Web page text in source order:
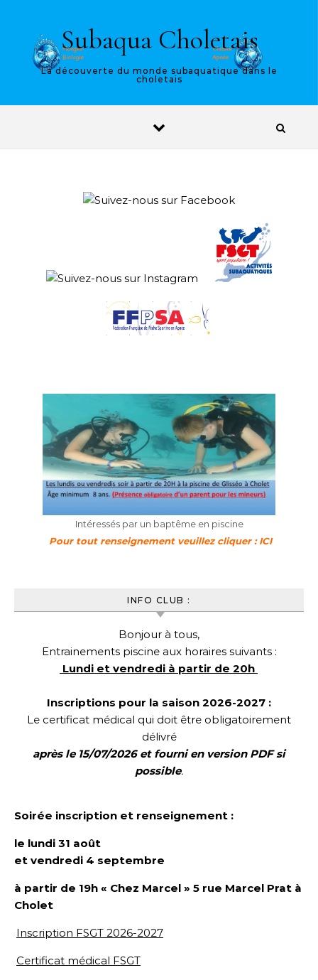
Subaqua Choletais
La découverte du monde subaquatique dans le
choletais
Intéressés par un baptême en piscine
Pour tout renseignement veuillez cliquer : ICI
INFO CLUB :
Bonjour à tous,
Entrainements piscine aux horaires suivants :
Lundi et vendredi à partir de 20h
Inscriptions pour la saison 2026-2027 :
Le certificat médical qui doit être obligatoirement
délivré
après le 15/07/2026 et fourni en version PDF si
possible.
Soirée inscription et renseignement :
le lundi 31 août
et vendredi 4 septembre
à partir de 19h « Chez Marcel » 5 rue Marcel Prat à
Cholet
Inscription FSGT 2026-2027
Certificat médical FSGT